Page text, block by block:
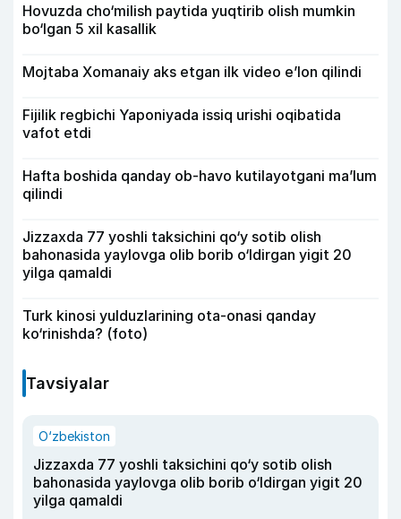
Hovuzda cho‘milish paytida yuqtirib olish mumkin
bo‘lgan 5 xil kasallik
Mojtaba Xomanaiy aks etgan ilk video e’lon qilindi
Fijilik regbichi Yaponiyada issiq urishi oqibatida
vafot etdi
Hafta boshida qanday ob-havo kutilayotgani ma’lum
qilindi
Jizzaxda 77 yoshli taksichini qo‘y sotib olish
bahonasida yaylovga olib borib o‘ldirgan yigit 20
yilga qamaldi
Turk kinosi yulduzlarining ota-onasi qanday
ko‘rinishda? (foto)
Tavsiyalar
O‘zbekiston
Jizzaxda 77 yoshli taksichini qo‘y sotib olish
bahonasida yaylovga olib borib o‘ldirgan yigit 20
yilga qamaldi